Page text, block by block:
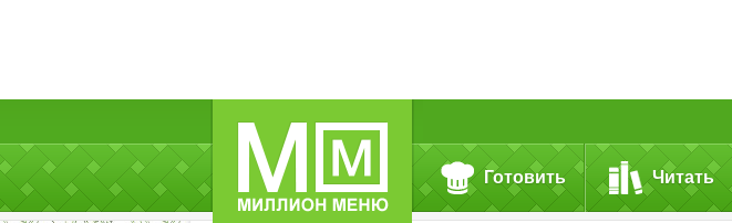
Готовить Читать